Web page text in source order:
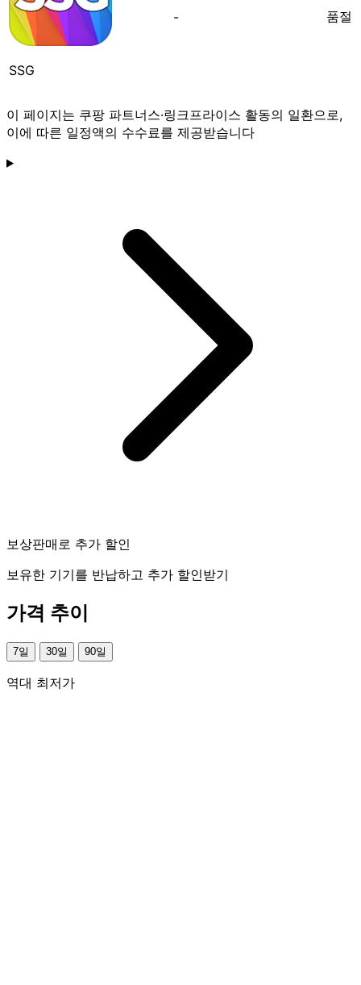
SSG
- 품절
이 페이지는 쿠팡 파트너스·링크프라이스 활동의 일환으로,
이에 따른 일정액의 수수료를 제공받습니다
보상판매로 추가 할인
보유한 기기를 반납하고 추가 할인받기
가격 추이
7일 30일 90일
역대 최저가